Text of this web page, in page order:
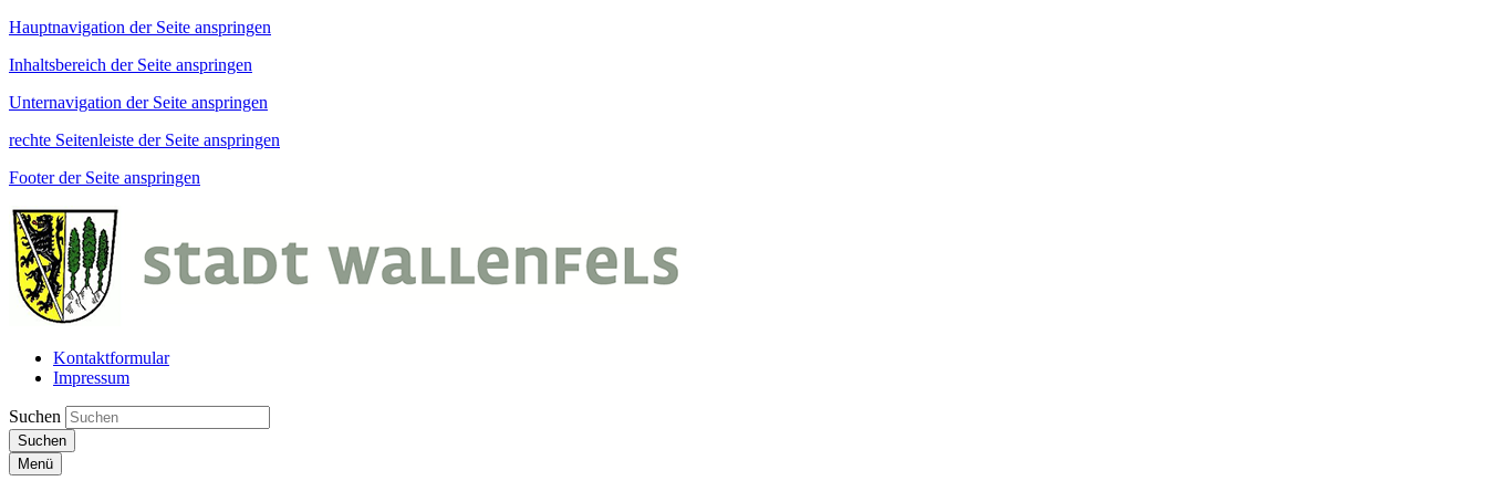
Hauptnavigation der Seite anspringen
Inhaltsbereich der Seite anspringen
Unternavigation der Seite anspringen
rechte Seitenleiste der Seite anspringen
Footer der Seite anspringen
Kontaktformular
Impressum
Suchen
Suchen
Menü